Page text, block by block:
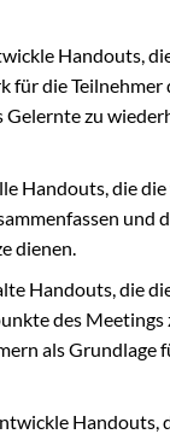
Handouts,
für die
Gelernte zu
Handouts, die
und
dienen.
Handouts, die
des Meetings
als Grundlage
Handouts,